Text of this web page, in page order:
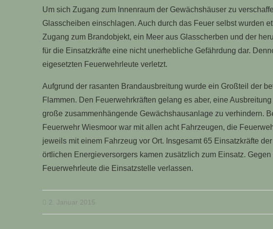
Um sich Zugang zum Innenraum der Gewächshäuser zu
Glasscheiben einschlagen. Auch durch das Feuer selbst wurden
Zugang zum Brandobjekt, ein Meer aus Glasscherben und der
für die Einsatzkräfte eine nicht unerhebliche Gefährdung dar.
eigesetzten Feuerwehrleute verletzt.
Aufgrund der rasanten Brandausbreitung wurde ein Großteil der
Flammen. Den Feuerwehrkräften gelang es aber, eine
große zusammenhängende Gewächshausanlage zu verhindern.
Feuerwehr Wiesmoor war mit allen acht Fahrzeugen, die
jeweils mit einem Fahrzeug vor Ort. Insgesamt 65 Einsatzkräfte
örtlichen Energieversorgers kamen zusätzlich zum Einsatz.
Feuerwehrleute die Einsatzstelle verlassen.
2. Januar 2015